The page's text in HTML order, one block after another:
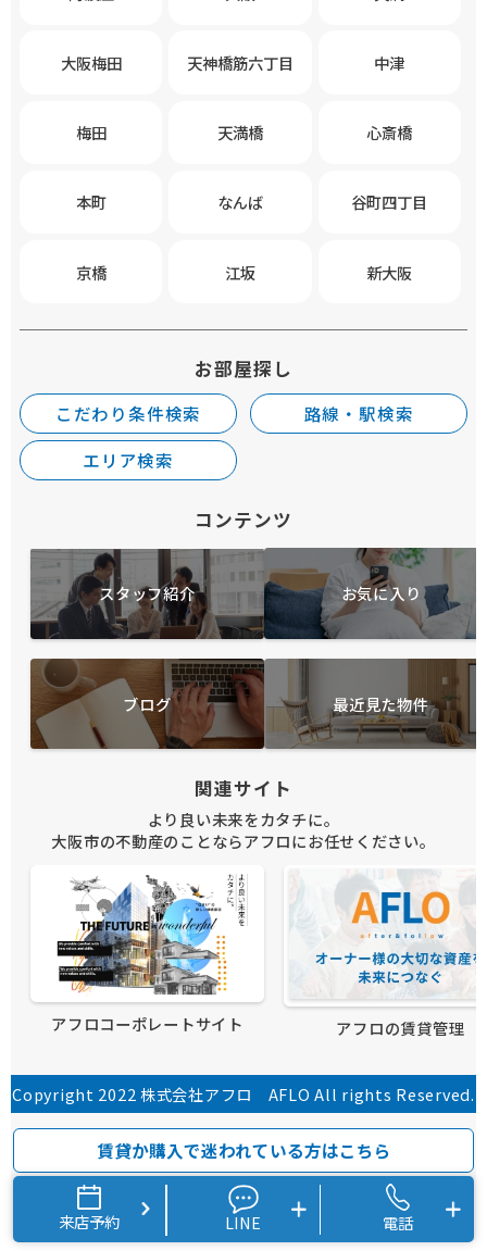
大阪梅田 天神橋筋六丁目 中津
梅田 天満橋 心斎橋
本町 なんば 谷町四丁目
京橋 江坂 新大阪
お部屋探し
こだわり条件検索
路線・駅検索
エリア検索
コンテンツ
スタッフ紹介 お気に入り
ブログ 最近見た物件
関連サイト
より良い未来をカタチに。
大阪市の不動産のことならアフロにお任せください。
アフロコーポレートサイト アフロの賃貸管理
Copyright 2022 株式会社アフロ AFLO All rights Reserved.
賃貸か購入で迷われている方はこちら
来店予約 LINE 電話